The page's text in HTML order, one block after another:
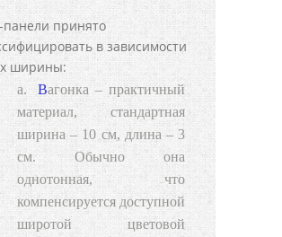
принято
в зависимости
ширины:
Вагонка – практичный
материал, стандартная
ширина – 10 см, длина – 3
см. Обычно она
однотонная, что
компенсируется доступной
широтой цветовой